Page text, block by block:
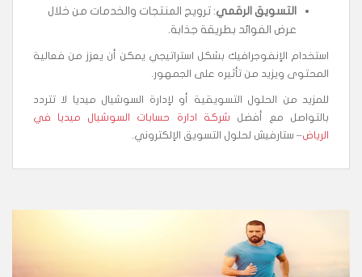
التسويق الرقمي: ترويج المنتجات والخدمات من خلال
عرض الفوائد بطريقة جذابة.
استخدام الإنفوجرافيك بشكل استراتيجي يمكن أن يعزز من فعالية
المحتوى ويزيد من تأثيره على الجمهور.
للمزيد من الحلول التسويقية أو لإدارة السوشيال ميديا لا تتردد
بالتواصل مع أفضل شركة ادارة حسابات السوشيال ميديا في
الرياض– ستارفيش لحلول التسويق الإلكتروني.